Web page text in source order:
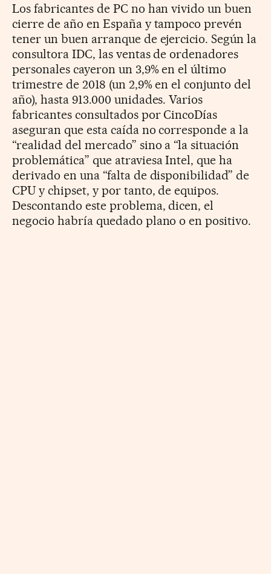
Los fabricantes de PC no han vivido un buen
cierre de año en España y tampoco prevén
tener un buen arranque de ejercicio. Según la
consultora IDC, las ventas de ordenadores
personales cayeron un 3,9% en el último
trimestre de 2018 (un 2,9% en el conjunto del
año), hasta 913.000 unidades. Varios
fabricantes consultados por CincoDías
aseguran que esta caída no corresponde a la
“realidad del mercado” sino a “la situación
problemática” que atraviesa Intel, que ha
derivado en una “falta de disponibilidad” de
CPU y chipset, y por tanto, de equipos.
Descontando este problema, dicen, el
negocio habría quedado plano o en positivo.